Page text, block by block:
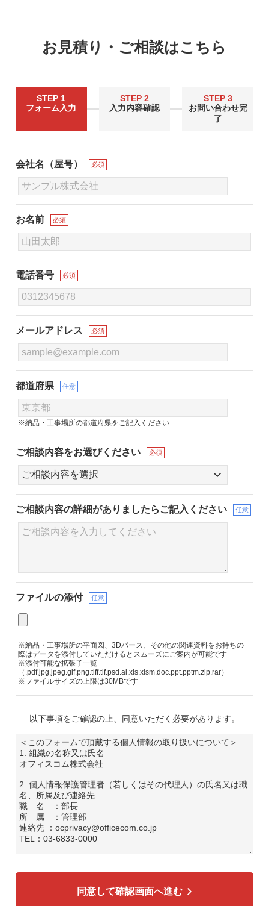
お見積り・ご相談はこちら
STEP 1
フォーム入力
STEP 2
入力内容確認
STEP 3
お問い合わせ完
了
会社名（屋号） 必須
お名前 必須
電話番号 必須
メールアドレス 必須
都道府県 任意
※納品・工事場所の都道府県をご記入ください
ご相談内容をお選びください 必須
ご相談内容の詳細がありましたらご記入ください 任意
ファイルの添付 任意
※納品・工事場所の平面図、3Dパース、その他の関連資料をお持ちの
際はデータを添付していただけるとスムーズにご案内が可能です
※添付可能な拡張子一覧
（.pdf.jpg.jpeg.gif.png.tiff.tif.psd.ai.xls.xlsm.doc.ppt.pptm.zip.rar）
※ファイルサイズの上限は30MBです
以下事項をご確認の上、同意いただく必要があります。
＜このフォームで頂戴する個人情報の取り扱いについて＞
1. 組織の名称又は氏名
オフィスコム株式会社
2. 個人情報保護管理者（若しくはその代理人）の氏名又は職
名、所属及び連絡先
職 名 ：部長
所 属 ：管理部
連絡先 ：ocprivacy@officecom.co.jp
TEL：03-6833-0000
同意して確認画面へ進む